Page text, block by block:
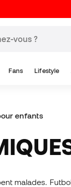
Fans Lifestyle
enfants
malades.